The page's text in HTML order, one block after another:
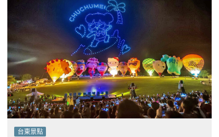
台東景點